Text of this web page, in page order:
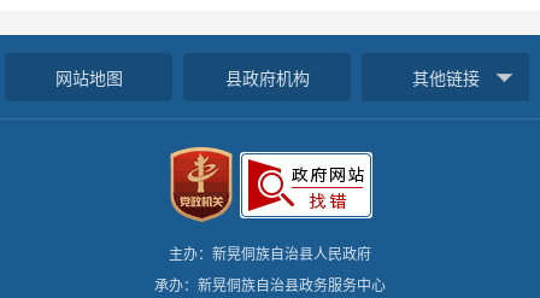
网站地图 县政府机构 其他链接
主办：新晃侗族自治县人民政府
承办：新晃侗族自治县政务服务中心